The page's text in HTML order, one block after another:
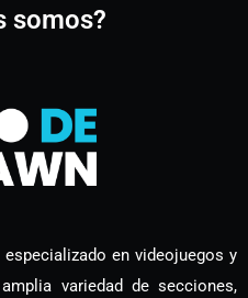
somos?
en videojuegos y
variedad de secciones,